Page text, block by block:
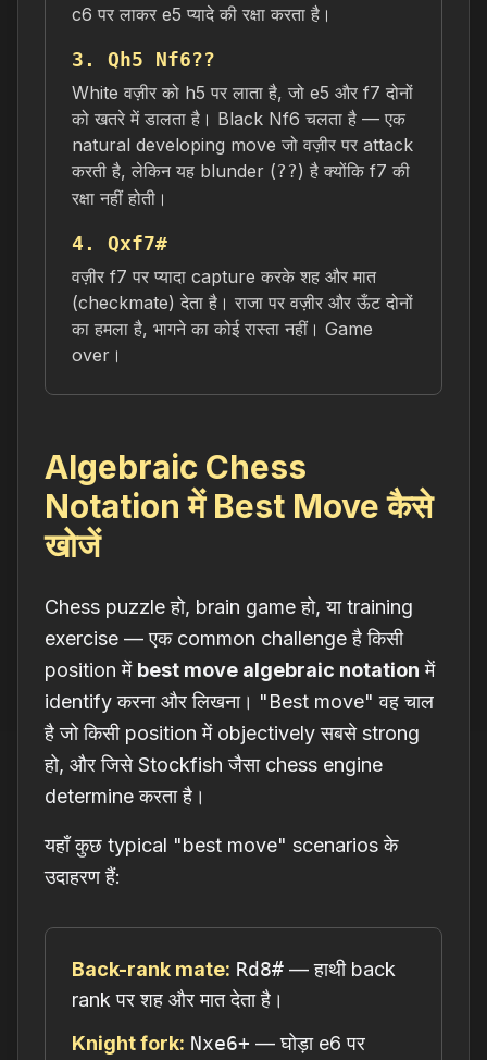
c6 पर लाकर e5 प्यादे की रक्षा करता है।
3. Qh5 Nf6??
White वज़ीर को h5 पर लाता है, जो e5 और f7 दोनों
को खतरे में डालता है। Black Nf6 चलता है — एक
natural developing move जो वज़ीर पर attack
करती है, लेकिन यह blunder (??) है क्योंकि f7 की
रक्षा नहीं होती।
4. Qxf7#
वज़ीर f7 पर प्यादा capture करके शह और मात
(checkmate) देता है। राजा पर वज़ीर और ऊँट दोनों
का हमला है, भागने का कोई रास्ता नहीं। Game
over।
Algebraic Chess
Notation में Best Move कैसे
खोजें
Chess puzzle हो, brain game हो, या training
exercise — एक common challenge है किसी
position में best move algebraic notation में
identify करना और लिखना। "Best move" वह चाल
है जो किसी position में objectively सबसे strong
हो, और जिसे Stockfish जैसा chess engine
determine करता है।
यहाँ कुछ typical "best move" scenarios के
उदाहरण हैं:
Back-rank mate: Rd8# — हाथी back
rank पर शह और मात देता है।
Knight fork: Nxe6+ — घोड़ा e6 पर